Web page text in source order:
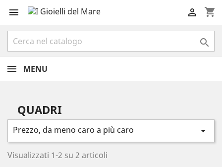
 shopping_cart


MENU
QUADRI
Prezzo, da meno caro a più caro 
Visualizzati 1-2 su 2 articoli